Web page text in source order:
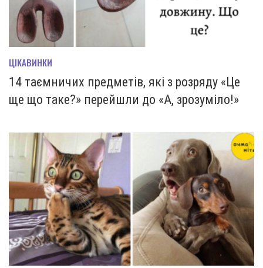
ЦІКАВИНКИ
14 таємничих предметів, які з розряду «Це
ще що таке?» перейшли до «А, зрозуміло!»